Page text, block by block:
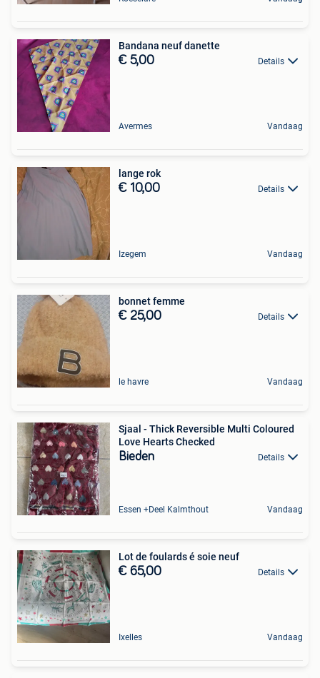
Bandana neuf danette
€ 5,00 Details
Avermes Vandaag
lange rok
€ 10,00 Details
Izegem Vandaag
bonnet femme
€ 25,00 Details
le havre Vandaag
Sjaal - Thick Reversible Multi Coloured
Love Hearts Checked
Bieden Details
Essen +Deel Kalmthout Vandaag
Lot de foulards é soie neuf
€ 65,00 Details
Ixelles Vandaag